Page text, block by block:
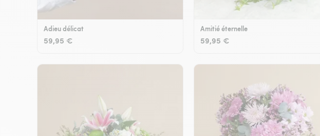
Adieu délicat
59,95 €
Amitié éternelle
59,95 €